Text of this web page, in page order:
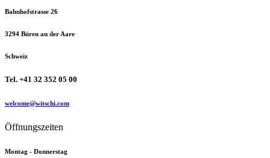
Bahnhofstrasse 26
3294 Büren an der Aare
Schweiz
Tel. +41 32 352 05 00
welcome@witschi.com
Öffnungszeiten
Montag - Donnerstag